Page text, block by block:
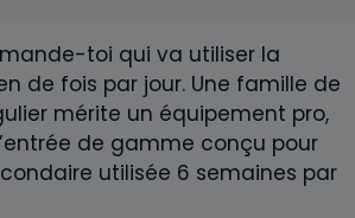
toi qui va utiliser la
de fois par jour. Une famille de
mérite un équipement pro,
de gamme conçu pour
utilisée 6 semaines par